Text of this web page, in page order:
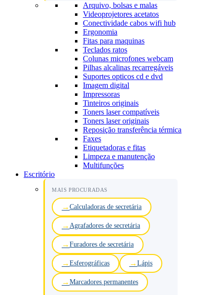
Arquivo, bolsas e malas
Videoprojetores acetatos
Conectividade cabos wifi hub
Ergonomia
Fitas para maquinas
Teclados ratos
Colunas microfones webcam
Pilhas alcalinas recarregáveis
Suportes opticos cd e dvd
Imagem digital
Impressoras
Tinteiros originais
Toners laser compatíveis
Toners laser originais
Reposição transferência térmica
Faxes
Etiquetadoras e fitas
Limpeza e manutenção
Multifunções
Escritório
MAIS PROCURADAS
Calculadoras de secretária
Agrafadores de secretária
Furadores de secretária
Esferográficas Lápis
Marcadores permanentes